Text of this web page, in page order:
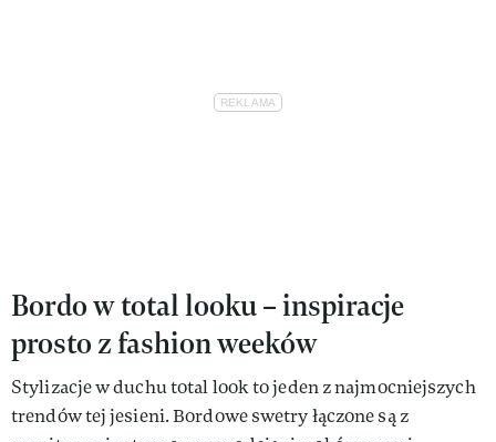
Bordo w total looku – inspiracje
prosto z fashion weeków
Stylizacje w duchu total look to jeden z najmocniejszych
trendów tej jesieni. Bordowe swetry łączone są z